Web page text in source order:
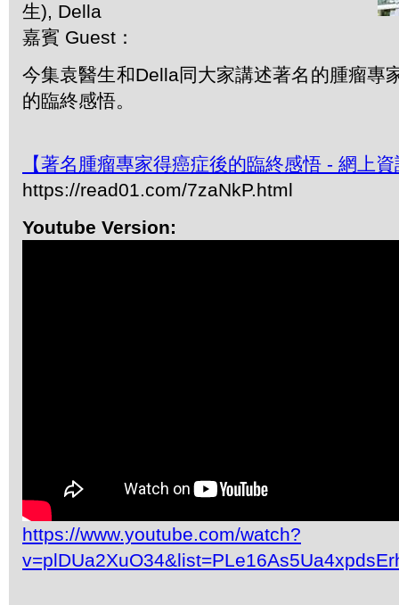
生), Della
嘉賓 Guest：
今集袁醫生和Della同大家講述著名的腫瘤專
的臨終感悟。
【著名腫瘤專家得癌症後的臨終感悟 - 網上
https://read01.com/7zaNkP.html
Youtube Version:
https://www.youtube.com/watch?